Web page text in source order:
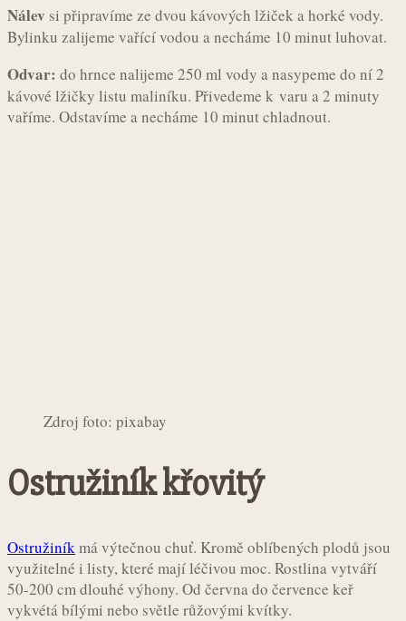
Nálev si připravíme ze dvou kávových lžiček a horké vody.
Bylinku zalijeme vařící vodou a necháme 10 minut luhovat.
Odvar: do hrnce nalijeme 250 ml vody a nasypeme do ní 2
kávové lžičky listu maliníku. Přivedeme k varu a 2 minuty
vaříme. Odstavíme a necháme 10 minut chladnout.
Zdroj foto: pixabay
Ostružiník křovitý
Ostružiník má výtečnou chuť. Kromě oblíbených plodů jsou
využitelné i listy, které mají léčivou moc. Rostlina vytváří
50-200 cm dlouhé výhony. Od června do července keř
vykvétá bílými nebo světle růžovými kvítky.